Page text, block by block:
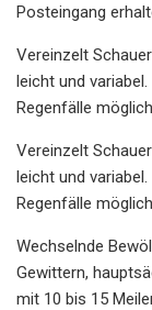
Posteingang
Vereinzelt
leicht und
Regenfälle
Vereinzelt
leicht und
Regenfälle
Wechselnde
Gewittern,
mit 10 bis 15